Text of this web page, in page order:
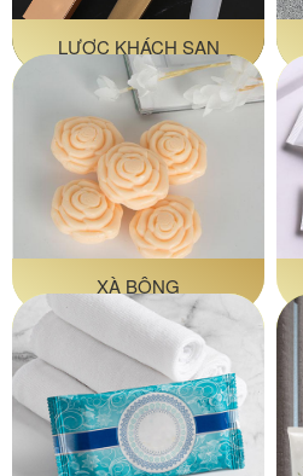
LƯỢC KHÁCH SẠN
XÀ BÔNG